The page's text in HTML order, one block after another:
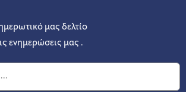
μας δελτίο
ενημερώσεις μας .